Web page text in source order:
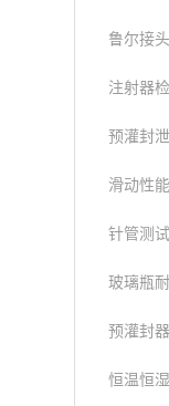
鲁尔接头
注射器
预灌封
滑动性
针管测
玻璃瓶
预灌封
恒温恒